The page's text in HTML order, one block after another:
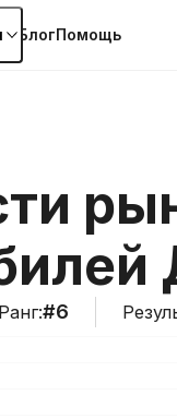
БлогПомощь
Ранг:#6